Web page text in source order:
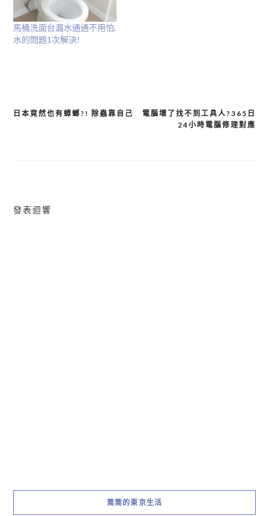
馬桶洗面台漏水通通不用怕,
水的問題1次解決!
文
電腦壞了找不到工具人?365日
24小時電腦修理對應
日本竟然也有蟑螂?! 除蟲靠自己
發表迴響
喬喬的東京生活